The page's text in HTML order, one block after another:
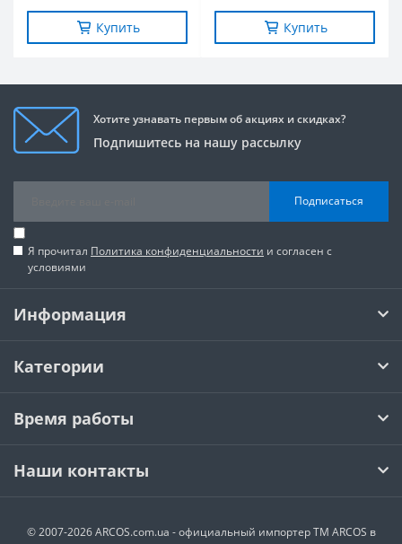
Купить Купить
Хотите узнавать первым об акциях и скидках?
Подпишитесь на нашу рассылку
Подписаться
Я прочитал Политика конфиденциальности и согласен с
условиями
Информация
Категории
Время работы
Наши контакты
© 2007-2026 ARCOS.com.ua - официальный импортер ТМ ARCOS в